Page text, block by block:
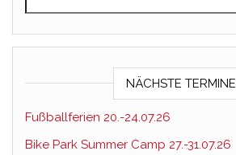
NÄCHSTE TERMINE
Fußballferien 20.-24.07.26
Bike Park Summer Camp 27.-31.07.26